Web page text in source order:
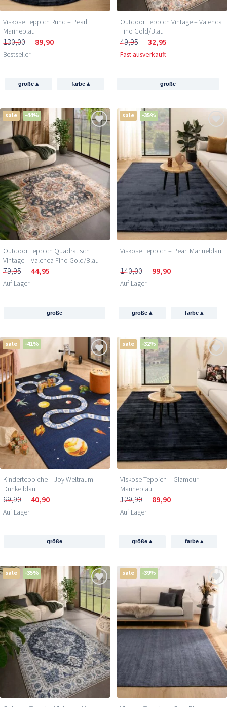
Viskose Teppich Rund – Pearl
Marineblau
130,00 89,90
Bestseller
größe▴ farbe ▴
Outdoor Teppich Vintage – Valenca
Fino Gold/Blau
49,95 32,95
Fast ausverkauft
größe
sale -44%
Outdoor Teppich Quadratisch
Vintage – Valenca Fino Gold/Blau
79,95 44,95
Auf Lager
größe
sale -35%
Viskose Teppich – Pearl Marineblau
140,00 99,90
Auf Lager
größe▴ farbe ▴
sale -41%
Kinderteppiche – Joy Weltraum
Dunkelblau
69,90 40,90
Auf Lager
größe
sale -32%
Viskose Teppich – Glamour
Marineblau
129,90 89,90
Auf Lager
größe▴ farbe ▴
sale -35% sale -39%